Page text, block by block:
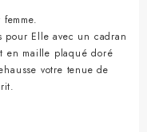
pour Elle avec un cadran
en maille plaqué doré
votre tenue de